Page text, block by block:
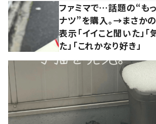
ファミマで…話題の“も
ナツ”を購入。→まさか
表示「イイこと聞いた」「
た」「これかなり好き」